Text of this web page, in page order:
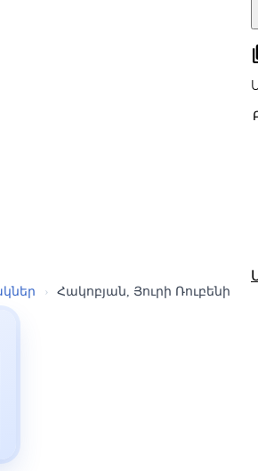
› Հակոբյան, Յուրի Ռուբենի